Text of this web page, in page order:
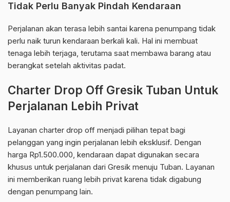
Tidak Perlu Banyak Pindah Kendaraan
Perjalanan akan terasa lebih santai karena penumpang tidak
perlu naik turun kendaraan berkali kali. Hal ini membuat
tenaga lebih terjaga, terutama saat membawa barang atau
berangkat setelah aktivitas padat.
Charter Drop Off Gresik Tuban Untuk
Perjalanan Lebih Privat
Layanan charter drop off menjadi pilihan tepat bagi
pelanggan yang ingin perjalanan lebih eksklusif. Dengan
harga Rp1.500.000, kendaraan dapat digunakan secara
khusus untuk perjalanan dari Gresik menuju Tuban. Layanan
ini memberikan ruang lebih privat karena tidak digabung
dengan penumpang lain.